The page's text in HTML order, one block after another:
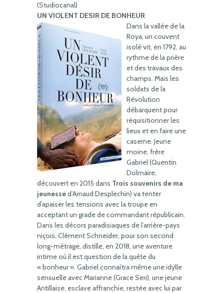
(Studiocanal)
UN VIOLENT DESIR DE BONHEUR
Dans la vallée de la
Roya, un couvent
isolé vit, en 1792, au
rythme de la prière
et des travaux des
champs. Mais les
soldats de la
Révolution
débarquent pour
réquisitionner les
lieux et en faire une
caserne. Jeune
moine, frère
Gabriel (Quentin
Dolmaire,
découvert en 2015 dans Trois souvenirs de ma
jeunessed’Arnaud Desplechin) va tenter
d’apaiser les tensions avec la troupe en
acceptant un grade de commandant républicain.
Dans les décors paradisiaques de l’arrière-pays
niçois, Clément Schneider, pour son second
long-métrage, distille, en 2018, une aventure
intime où il est question de la quête du
« bonheur ». Gabriel connaîtra même une idylle
sensuelle avec Marianne (Grace Seri), une jeune
Antillaise, esclave affranchie, restée avec lui par